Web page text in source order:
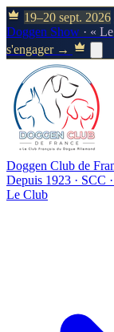
19–20 sept. 2026
Doggen Show · «
s'engager →
Doggen Club de
Depuis 1923 · SCC
Le Club